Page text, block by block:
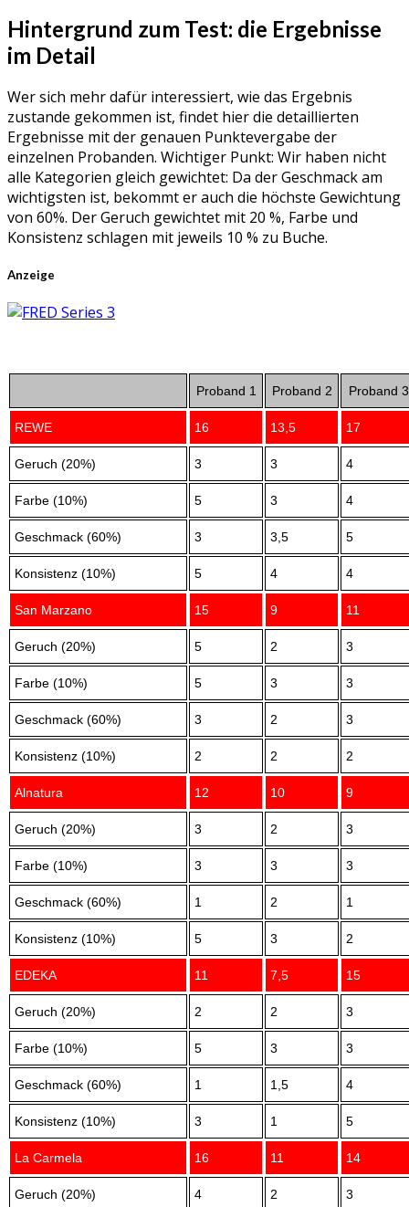
Hintergrund zum Test: die Ergebnisse
im Detail
Wer sich mehr dafür interessiert, wie das Ergebnis
zustande gekommen ist, findet hier die detaillierten
Ergebnisse mit der genauen Punktevergabe der
einzelnen Probanden. Wichtiger Punkt: Wir haben nicht
alle Kategorien gleich gewichtet: Da der Geschmack am
wichtigsten ist, bekommt er auch die höchste Gewichtung
von 60%. Der Geruch gewichtet mit 20 %, Farbe und
Konsistenz schlagen mit jeweils 10 % zu Buche.
Anzeige
Proband 1 Proband 2 Proband 3
REWE 16 13,5 17
Geruch (20%) 3 3 4
Farbe (10%) 5 3 4
Geschmack (60%) 3 3,5 5
Konsistenz (10%) 5 4 4
San Marzano 15 9 11
Geruch (20%) 5 2 3
Farbe (10%) 5 3 3
Geschmack (60%) 3 2 3
Konsistenz (10%) 2 2 2
Alnatura 12 10 9
Geruch (20%) 3 2 3
Farbe (10%) 3 3 3
Geschmack (60%) 1 2 1
Konsistenz (10%) 5 3 2
EDEKA 11 7,5 15
Geruch (20%) 2 2 3
Farbe (10%) 5 3 3
Geschmack (60%) 1 1,5 4
Konsistenz (10%) 3 1 5
La Carmela 16 11 14
Geruch (20%) 4 2 3